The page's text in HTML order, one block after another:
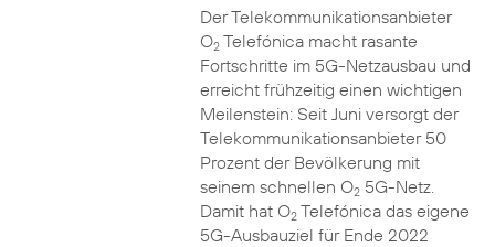
Der Telekommunikationsanbieter
O2Telefónica macht rasante
Fortschritte im 5G-Netzausbau und
erreicht frühzeitig einen wichtigen
Meilenstein: Seit Juni versorgt der
Telekommunikationsanbieter 50
Prozent der Bevölkerung mit
seinem schnellen O25G-Netz.
Damit hat O2Telefónica das eigene
5G-Ausbauziel für Ende 2022